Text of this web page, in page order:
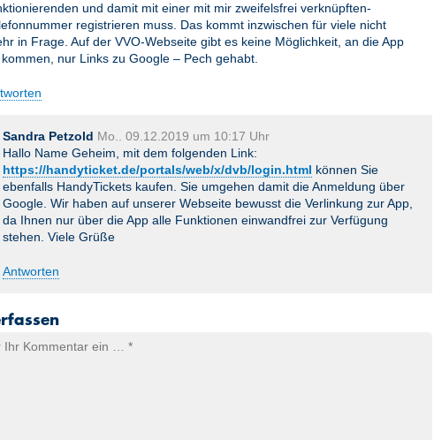
und damit mit einer mit mir zweifelsfrei verknüpften-
registrieren muss. Das kommt inzwischen für viele nicht
in Frage. Auf der VVO-Webseite gibt es keine Möglichkeit, an die App
nur Links zu Google – Pech gehabt.
Sandra Petzold Mo.. 09.12.2019 um 10:17 Uhr
Hallo Name Geheim, mit dem folgenden Link:
https://handyticket.de/portals/web/x/dvb/login.html können Sie
ebenfalls HandyTickets kaufen. Sie umgehen damit die Anmeldung über
Google. Wir haben auf unserer Webseite bewusst die Verlinkung zur App,
da Ihnen nur über die App alle Funktionen einwandfrei zur Verfügung
stehen. Viele Grüße
Antworten